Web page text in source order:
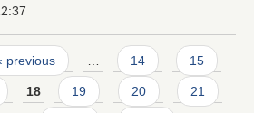
previous 14 15
18 19 20 21